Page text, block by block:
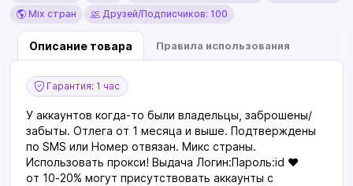
Mix стран
Друзей/Подписчиков: 100
Описание товара Правила использования
Гарантия: 1 час
У аккаунтов когда-то были владельцы, заброшены/
забыты. Отлега от 1 месяца и выше. Подтверждены
по SMS или Номер отвязан. Микс страны.
Использовать прокси! Выдача Логин:Пароль:id ❤
от 10-20% могут присутствовать аккаунты с